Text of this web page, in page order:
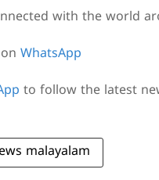
with the world
WhatsApp
to follow the latest
malayalam